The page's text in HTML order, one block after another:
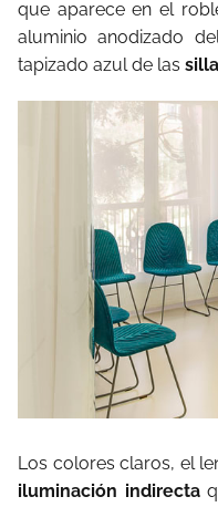
que aparece en el
aluminio anodizado
tapizado azul de las
Los colores claros, el
iluminación indirecta